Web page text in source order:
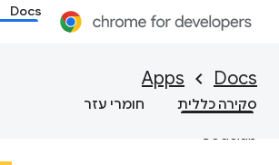
Docs
Docs
Apps
סקירה כללית חומרי עזר
מחזור החיים של אפליקציית
יצירת האפליקציה הראשונה
Codelab